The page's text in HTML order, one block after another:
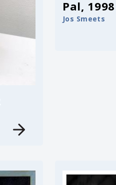
Pal, 1998
Jos Smeets